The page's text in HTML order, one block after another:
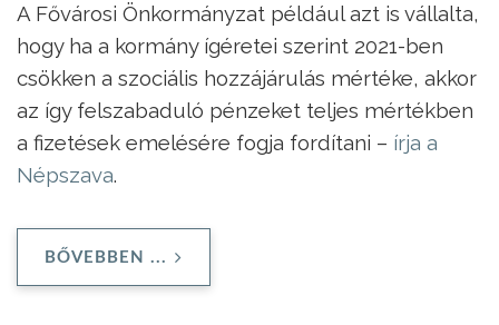
A Fővárosi Önkormányzat például azt is vállalta,
hogy ha a kormány ígéretei szerint 2021-ben
csökken a szociális hozzájárulás mértéke, akkor
az így felszabaduló pénzeket teljes mértékben
a fizetések emelésére fogja fordítani – írja a
Népszava.
BŐVEBBEN ...